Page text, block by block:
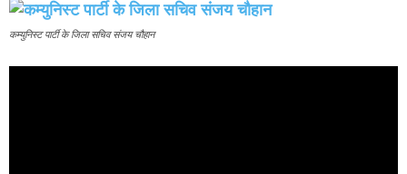
कम्युनिस्ट पार्टी के जिला सचिव संजय चौहान